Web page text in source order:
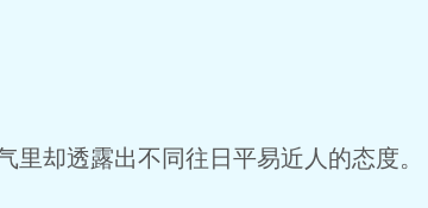
却透露出不同往日平易近人的态度。